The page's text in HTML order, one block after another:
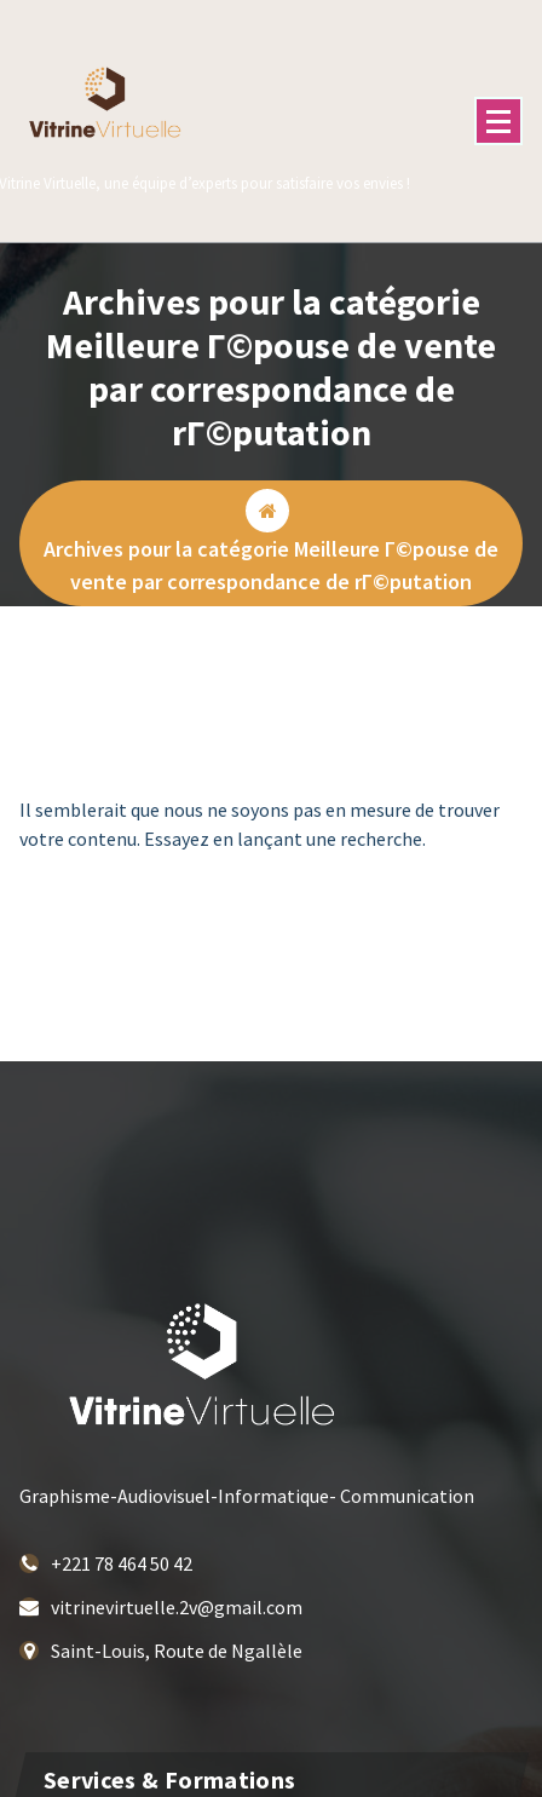
Vitrine Virtuelle, une équipe d’experts pour satisfaire vos envies !
Archives pour la catégorie
Meilleure Г©pouse de vente
par correspondance de
rГ©putation
Archives pour la catégorie Meilleure Г©pouse de
vente par correspondance de rГ©putation
Il semblerait que nous ne soyons pas en mesure de trouver
votre contenu. Essayez en lançant une recherche.
Graphisme-Audiovisuel-Informatique- Communication
+221 78 464 50 42
vitrinevirtuelle.2v@gmail.com
Saint-Louis, Route de Ngallèle
Services & Formations